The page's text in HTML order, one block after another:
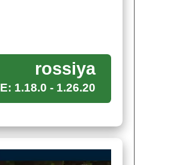
пояснить эндер
вообще про них не знал.
проволокой
меч.
rossiya
1.18.0 - 1.26.20